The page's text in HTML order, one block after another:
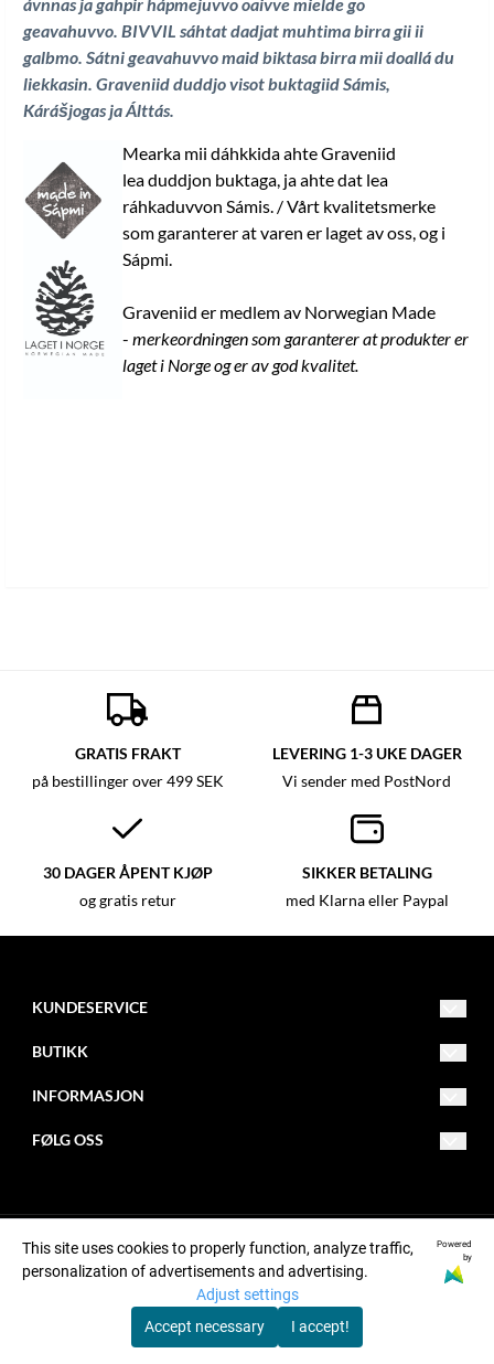
geavahuvvo. BIVVIL sáhtat dadjat muhtima birra gii ii
galbmo. Sátni geavahuvvo maid biktasa birra mii doallá du
liekkasin. Graveniid duddjo visot buktagiid Sámis,
Kárášjogas ja Álttás
Mearka mii dáhkkida ahte Graveniid
lea duddjon buktaga, ja ahte dat lea
ráhkaduvvon Sámis. / Vårt kvalitetsmerke
som garanterer at varen er laget av oss, og i
Sápmi.
Graveniid er medlem av Norwegian Made
- merkeordningen som garanterer at produkter er
laget i Norge og er av god kvalitet.
GRATIS FRAKT
på bestillinger over 499 SEK
LEVERING 1-3 UKE DAGER
Vi sender med PostNord
30 DAGER ÅPENT KJØP
og gratis retur
SIKKER BETALING
med Klarna eller Paypal
KUNDESERVICE
012 - 345 67 89
Adresse 123
123 45
BUTIKK
Logg inn
INFORMASJON
Nyhetsbrev
Om informasjonskapsler
FØLG OSS
Instagram
Pinterest© Opphavsrettsselskap, org.nummer xxxxxx-xxxx
This site uses cookies to properly function, analyze traffic,
personalization of advertisements and advertising.
Powered
by
Adjust settings
Accept necessary
I accept!